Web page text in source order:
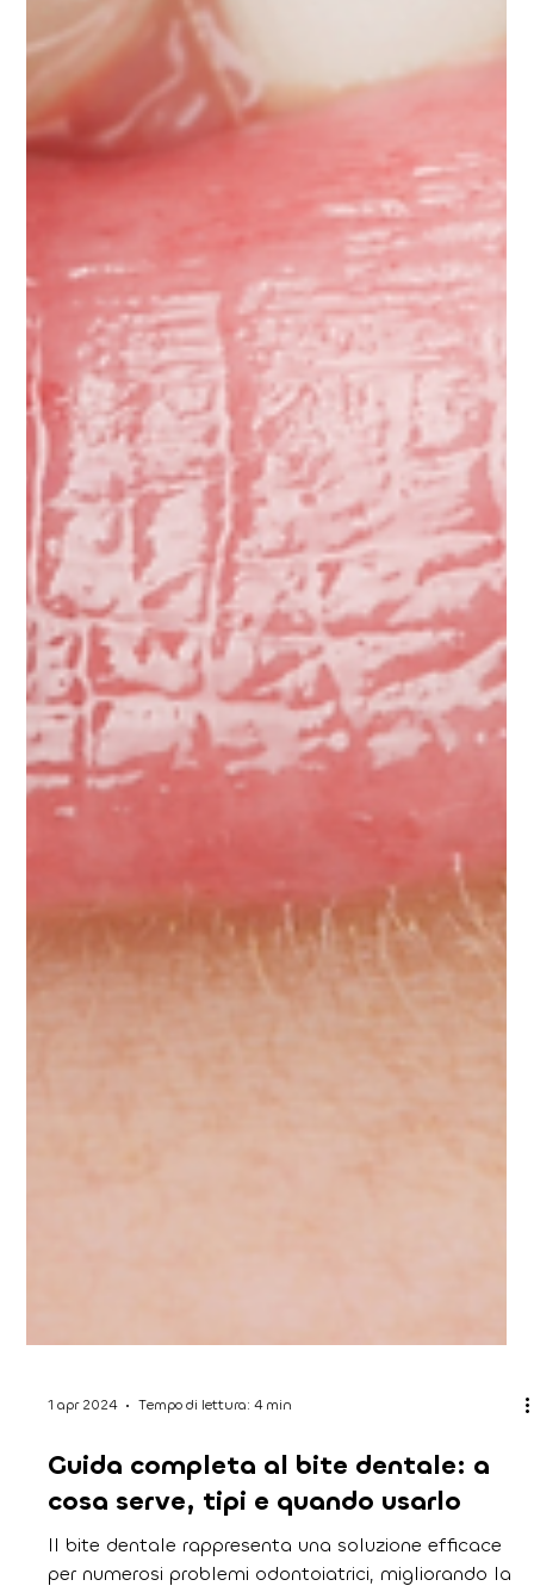
1 apr 2024 Tempo di lettura: 4 min
Guida completa al bite dentale: a
cosa serve, tipi e quando usarlo